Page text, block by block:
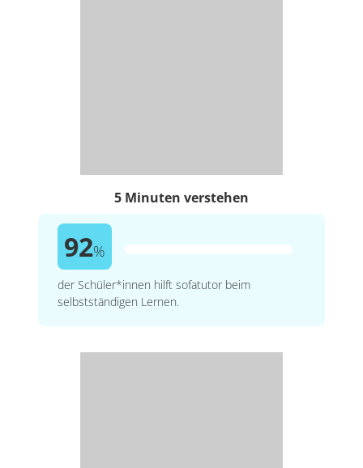
5 Minuten verstehen
92%
der Schüler*innen hilft sofatutor beim
selbstständigen Lernen.